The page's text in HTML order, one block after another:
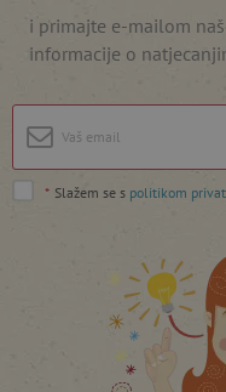
i primajte e-mailom
informacije o
* Slažem se s politikom